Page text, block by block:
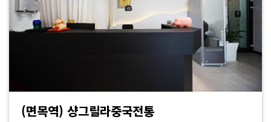
스
(면목역) 샹그릴라중국전통